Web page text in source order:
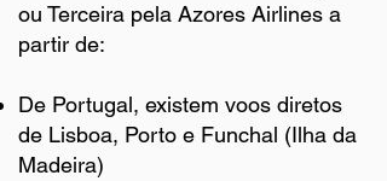
ou Terceira pela Azores Airlines a
partir de:
De Portugal, existem voos diretos
de Lisboa, Porto e Funchal (Ilha da
Madeira)